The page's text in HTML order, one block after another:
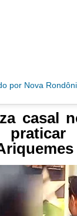
por Nova
casal